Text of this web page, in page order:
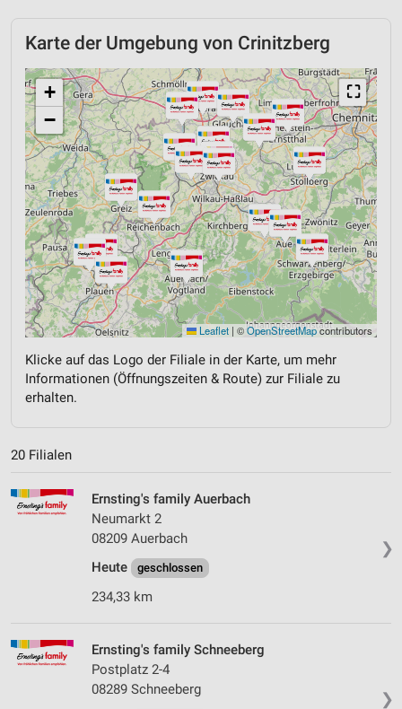
Karte der Umgebung von Crinitzberg
⛶
+
−
Leaflet | ©OpenStreetMapcontributors
Klicke auf das Logo der Filiale in der Karte, um mehr
Informationen (Öffnungszeiten & Route) zur Filiale zu
erhalten.
20 Filialen
❯
Ernsting's family Auerbach
Neumarkt 2
08209 Auerbach
Heute
geschlossen
234,33 km
❯
Ernsting's family Schneeberg
Postplatz 2-4
08289 Schneeberg